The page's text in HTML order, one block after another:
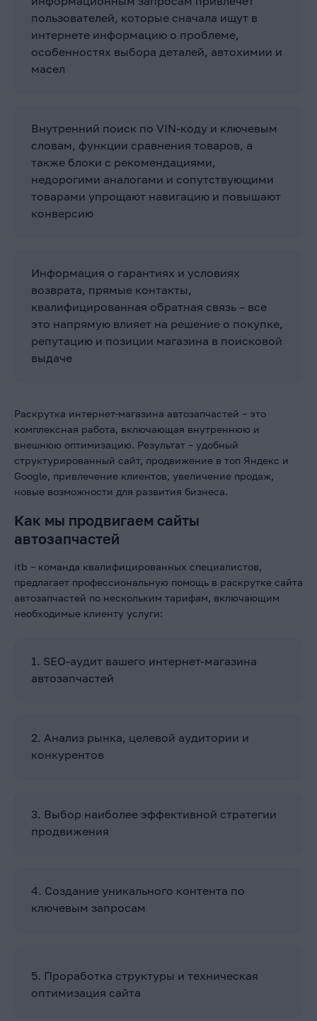
пользователей, которые сначала ищут в
интернете информацию о проблеме,
особенностях выбора деталей, автохимии и
масел
Внутренний поиск по VIN-коду и ключевым
словам, функции сравнения товаров, а
также блоки с рекомендациями,
недорогими аналогами и сопутствующими
товарами упрощают навигацию и повышают
конверсию
Информация о гарантиях и условиях
возврата, прямые контакты,
квалифицированная обратная связь – все
это напрямую влияет на решение о покупке,
репутацию и позиции магазина в поисковой
выдаче
Раскрутка интернет-магазина автозапчастей – это
комплексная работа, включающая внутреннюю и
внешнюю оптимизацию. Результат – удобный
структурированный сайт, продвижение в топ Яндекс и
Google, привлечение клиентов, увеличение продаж,
новые возможности для развития бизнеса.
Как мы продвигаем сайты
автозапчастей
itb – команда квалифицированных специалистов,
предлагает профессиональную помощь в раскрутке сайта
автозапчастей по нескольким тарифам, включающим
необходимые клиенту услуги:
1. SEO-аудит вашего интернет-магазина
автозапчастей
2. Анализ рынка, целевой аудитории и
конкурентов
3. Выбор наиболее эффективной стратегии
продвижения
4. Создание уникального контента по
ключевым запросам
5. Проработка структуры и техническая
оптимизация сайта